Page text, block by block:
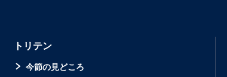
トリテン
今節の見どころ